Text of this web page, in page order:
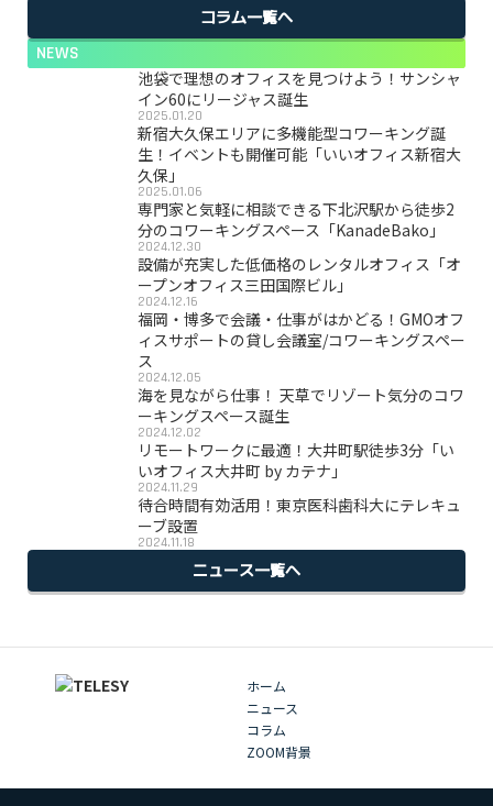
コラム一覧へ
NEWS
池袋で理想のオフィスを見つけよう！サンシャ
イン60にリージャス誕生
2025.01.20
新宿大久保エリアに多機能型コワーキング誕
生！イベントも開催可能「いいオフィス新宿大
久保」
2025.01.06
専門家と気軽に相談できる下北沢駅から徒歩2
分のコワーキングスペース「KanadeBako」
2024.12.30
設備が充実した低価格のレンタルオフィス「オ
ープンオフィス三田国際ビル」
2024.12.16
福岡・博多で会議・仕事がはかどる！GMOオフ
ィスサポートの貸し会議室/コワーキングスペー
ス
2024.12.05
海を見ながら仕事！ 天草でリゾート気分のコワ
ーキングスペース誕生
2024.12.02
リモートワークに最適！大井町駅徒歩3分「い
いオフィス大井町 by カテナ」
2024.11.29
待合時間有効活用！東京医科歯科大にテレキュ
ーブ設置
2024.11.18
ニュース一覧へ
ホーム
ニュース
コラム
ZOOM背景